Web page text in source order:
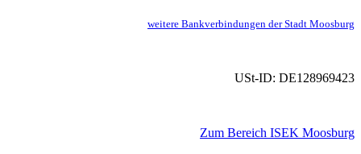
weitere Bankverbindungen der Stadt Moosburg
USt-ID: DE128969423
Zum Bereich ISEK Moosburg